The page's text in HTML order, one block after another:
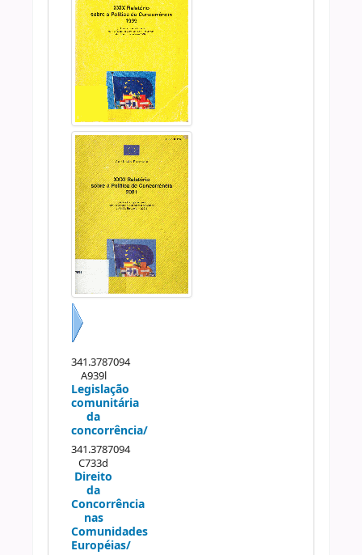
341.3787094
A939l
Legislação
comunitária
da
concorrência/
341.3787094
C733d
Direito
da
Concorrência
nas
Comunidades
Européias/